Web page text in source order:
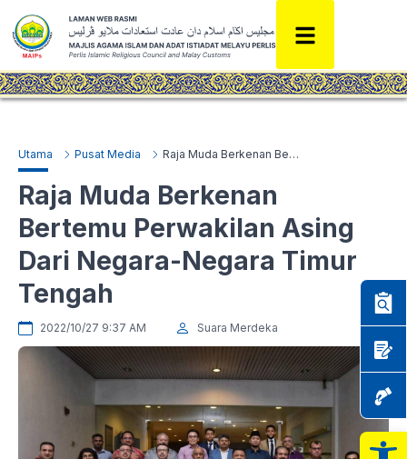
Utama Pusat Media Raja Muda Berkenan Bertemu Perwakilan Asing Dari Negara-Negara Timur Tengah
Raja Muda Berkenan
Bertemu Perwakilan Asing
Dari Negara-Negara Timur
Tengah
2022/10/27 9:37 AM Suara Merdeka